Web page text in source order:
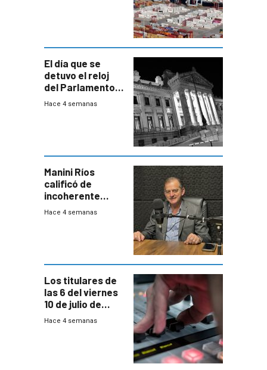
El día que se
detuvo el reloj
del Parlamento
para negociar
Hace 4 semanas
Manini Ríos
calificó de
incoherente
decisión de
Hace 4 semanas
Los titulares de
las 6 del viernes
10 de julio de
2026
Hace 4 semanas